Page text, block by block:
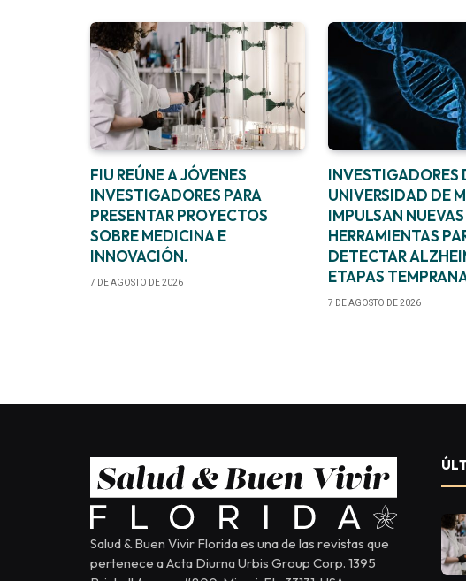
FIU REÚNE A JÓVENES
INVESTIGADORES PARA
PRESENTAR PROYECTOS
SOBRE MEDICINA E
INNOVACIÓN.
7 DE AGOSTO DE 2026
INVESTIGADORES
UNIVERSIDAD DE
IMPULSAN NUEVAS
HERRAMIENTAS
DETECTAR
ETAPAS
7 DE AGOSTO DE 2026
Salud & Buen Vivir Florida es una de las revistas que
pertenece a Acta Diurna Urbis Group Corp. 1395